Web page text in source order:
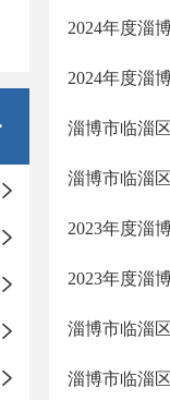
2024年度淄
2024年度淄
淄博市临淄
淄博市临淄
2023年度淄
2023年度淄
淄博市临淄
淄博市临淄